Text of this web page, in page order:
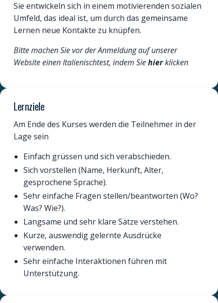
Sie entwickeln sich in einem motivierenden sozialen
Umfeld, das ideal ist, um durch das gemeinsame
Lernen neue Kontakte zu knüpfen.
Bitte machen Sie vor der Anmeldung auf unserer
Website einen Italienischtest, indem Siehierklicken
Lernziele
Am Ende des Kurses werden die Teilnehmer in der
Lage sein
Einfach grüssen und sich verabschieden.
Sich vorstellen (Name, Herkunft, Alter,
gesprochene Sprache).
Sehr einfache Fragen stellen/beantworten (Wo?
Was? Wie?).
Langsame und sehr klare Sätze verstehen.
Kurze, auswendig gelernte Ausdrücke
verwenden.
Sehr einfache Interaktionen führen mit
Unterstützung.